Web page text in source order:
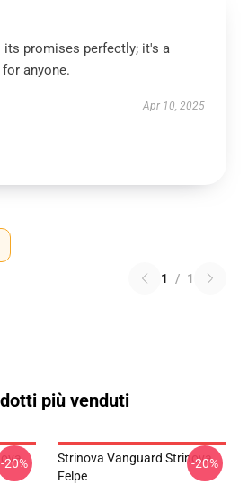
promises perfectly; it's a
anyone.
Apr 10, 2025
1 / 1
più venduti
-20%
Strinova Vanguard Strinova
Felpe
-20%